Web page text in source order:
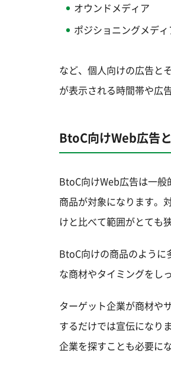
オウンドメディア
ポジショニングメディ
など、個人向けの広告と
が表示される時間帯や広
BtoC向けWeb広告
BtoC向けWeb広告は一
商品が対象になります。
けと比べて範囲がとても
BtoC向けの商品のように
な商材やタイミングをし
ターゲット企業が商材や
するだけでは宣伝になり
企業を探すことも必要に